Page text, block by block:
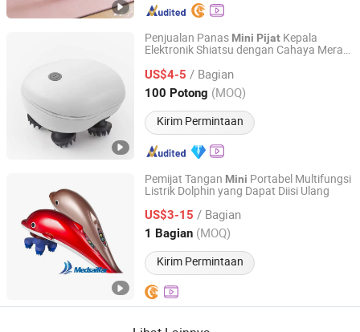
Penjualan Panas Mini Pijat Kepala
Elektronik Shiatsu dengan Cahaya Merah
US$4-5 / Bagian
100 Potong (MOQ)
Kirim Permintaan
Wenzhou Hexi Electronic Technology Co., Ltd.
Harga mulai 2020
Pemijat Tangan Mini Portabel Multifungsi
Listrik Dolphin yang Dapat Diisi Ulang
US$3-15 / Bagian
1 Bagian (MOQ)
Kirim Permintaan
Shanghai Globillionwin Industry and Trade Co., Ltd.
Shanghai, China Harga mulai 2025